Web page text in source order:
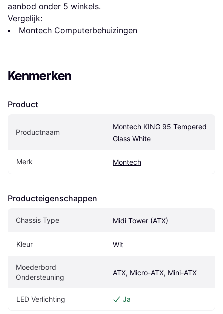
aanbod onder 5 winkels.
Vergelijk:
Montech Computerbehuizingen
Kenmerken
Product
Productnaam
Montech KING 95 Tempered
Glass White
Merk Montech
Producteigenschappen
Chassis Type Midi Tower (ATX)
Kleur Wit
Moederbord
Ondersteuning
ATX, Micro-ATX, Mini-ATX
LED Verlichting Ja